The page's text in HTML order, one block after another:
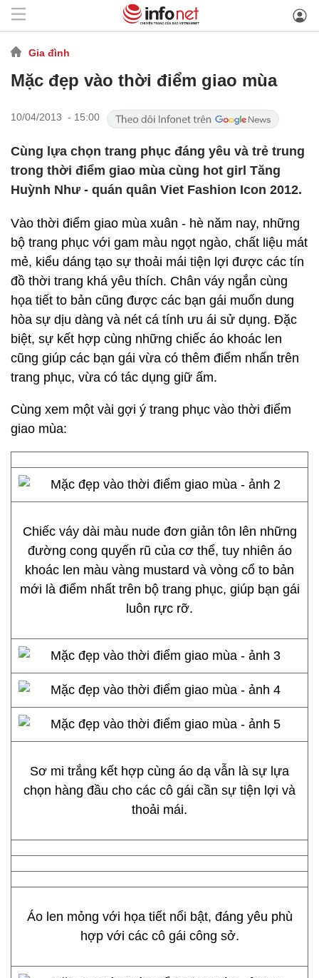
Gia đình
Mặc đẹp vào thời điểm giao mùa
10/04/2013 - 15:00
Cùng lựa chọn trang phục đáng yêu và trẻ trung
trong thời điểm giao mùa cùng hot girl Tăng
Huỳnh Như - quán quân Viet Fashion Icon 2012.
Vào thời điểm giao mùa xuân - hè năm nay, những
bộ trang phục với gam màu ngọt ngào, chất liệu mát
mẻ, kiểu dáng tạo sự thoải mái tiện lợi được các tín
đồ thời trang khá yêu thích. Chân váy ngắn cùng
họa tiết to bản cũng được các bạn gái muốn dung
hòa sự dịu dàng và nét cá tính ưu ái sử dụng. Đặc
biệt, sự kết hợp cùng những chiếc áo khoác len
cũng giúp các bạn gái vừa có thêm điểm nhấn trên
trang phục, vừa có tác dụng giữ ấm.
Cùng xem một vài gợi ý trang phục vào thời điểm
giao mùa:
Chiếc váy dài màu nude đơn giản tôn lên những
đường cong quyến rũ của cơ thể, tuy nhiên áo
khoác len màu vàng mustard và vòng cổ to bản
mới là điểm nhất trên bộ trang phục, giúp bạn gái
luôn rực rỡ.
Sơ mi trắng kết hợp cùng áo dạ vẫn là sự lựa
chọn hàng đầu cho các cô gái cần sự tiện lợi và
thoải mái.
Áo len mỏng với họa tiết nổi bật, đáng yêu phù
hợp với các cô gái công sở.